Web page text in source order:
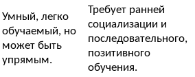
Умный, легко
обучаемый, но
может быть
упрямым.
Требует ранней
социализации и
последовательного,
позитивного
обучения.